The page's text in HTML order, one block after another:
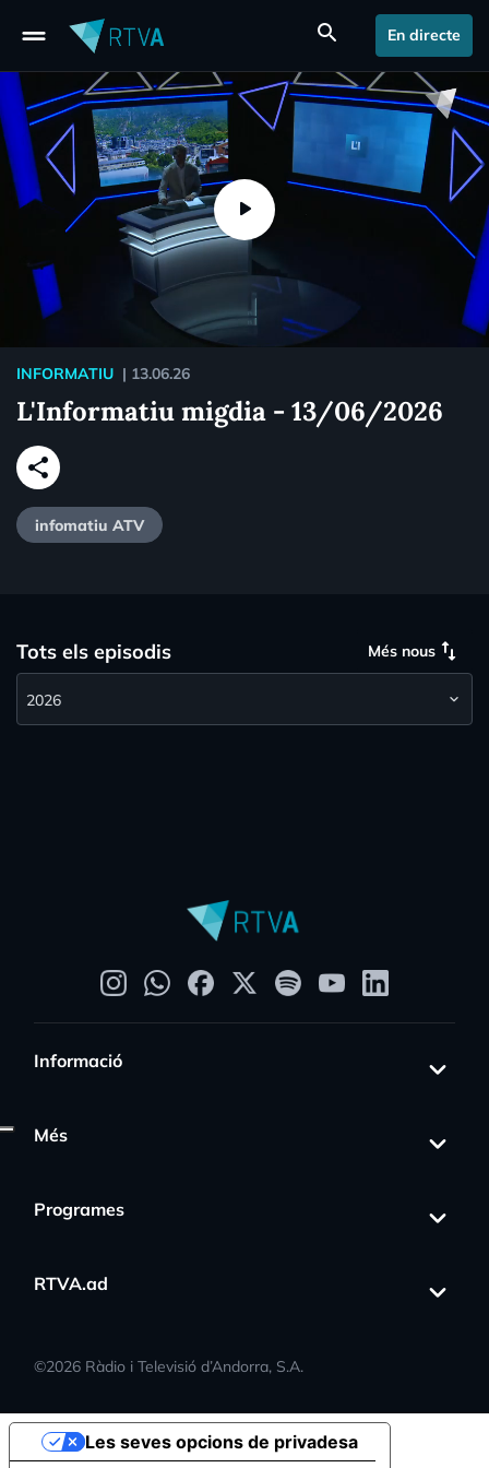
drag_handle search En directe
INFORMATIU | 13.06.26
L'Informatiu migdia - 13/06/2026
share
infomatiu ATV
Tots els episodis Més nous swap_vert
Informació
Més
Programes
RTVA.ad
©2026 Ràdio i Televisió d’Andorra, S.A.
Les seves opcions de privadesa